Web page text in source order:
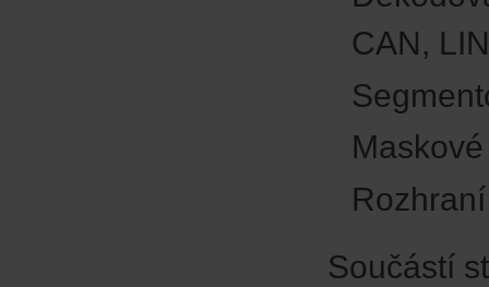
CAN,
Součástí